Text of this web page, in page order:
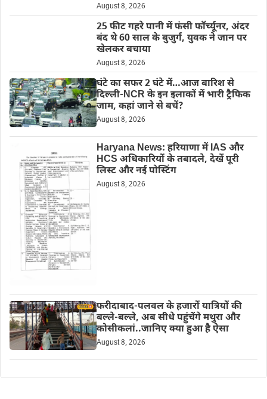
August 8, 2026
25 फीट गहरे पानी में फंसी फॉर्च्यूनर, अंदर
बंद थे 60 साल के बुजुर्ग, युवक ने जान पर
खेलकर बचाया
August 8, 2026
घंटे का सफर 2 घंटे में…आज बारिश से
दिल्ली-NCR के इन इलाकों में भारी ट्रैफिक
जाम, कहां जाने से बचें?
August 8, 2026
Haryana News: हरियाणा में IAS और
HCS अधिकारियों के तबादले, देखें पूरी
लिस्ट और नई पोस्टिंग
August 8, 2026
फरीदाबाद-पलवल के हजारों यात्रियों की
बल्ले-बल्ले, अब सीधे पहुंचेंगे मथुरा और
कोसीकलां..जानिए क्या हुआ है ऐसा
August 8, 2026